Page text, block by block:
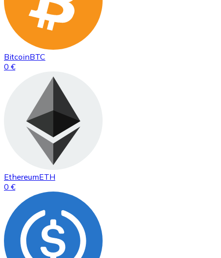
BitcoinBTC
0 €
EthereumETH
0 €